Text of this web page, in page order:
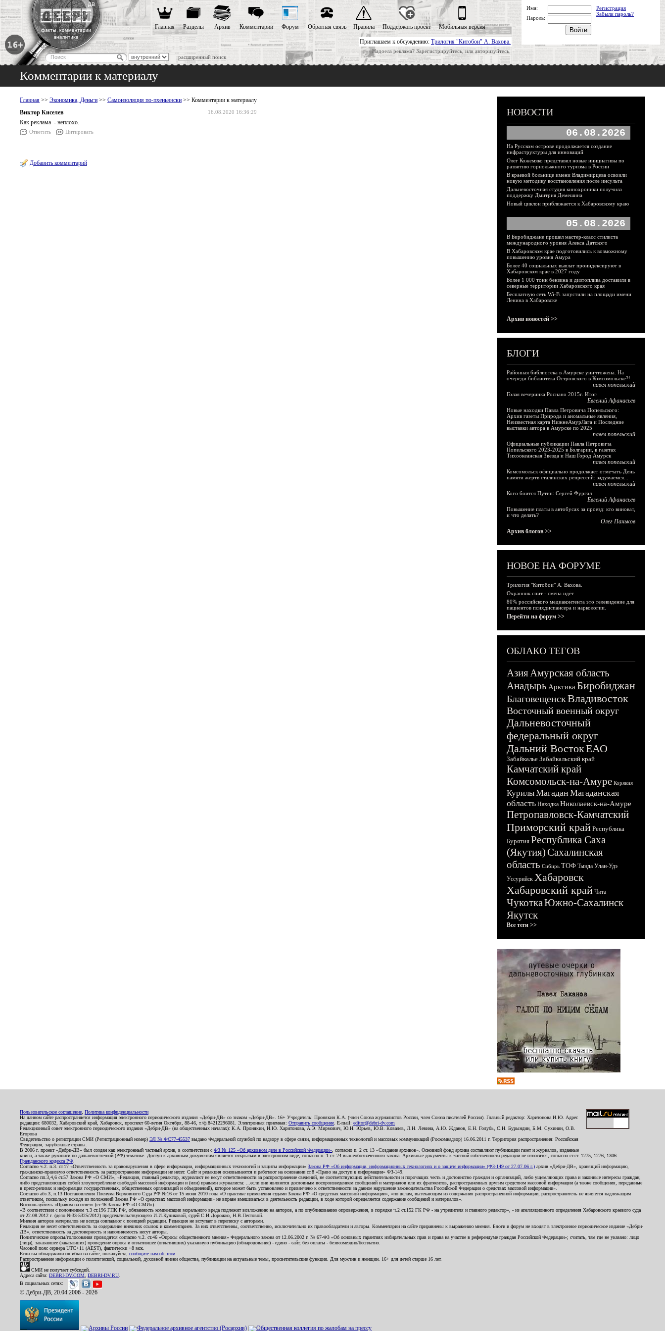
Приглашаем к обсуждению: Трилогия "Китобои" А. Вахова.
Надоела реклама? Зарегистрируйтесь, или авторизуйтесь.
расширенный поиск
Главная Разделы Архив Комментарии Форум Обратная связь Правила Поддержать проект Мобильная версия
Имя:
Регистрация
Забыли пароль?
Пароль:
Комментарии к материалу
Главная >> Экономика, Деньги >> Самоизоляция по-пхеньянски >> Комментарии к материалу
16.08.2020 16:36:29
Виктор Киселев
Как реклама - неплохо.
Ответить Цитировать
Добавить комментарий
НОВОСТИ
06.08.2026
На Русском острове продолжается создание
инфраструктуры для инноваций
Олег Кожемяко представил новые инициативы по
развитию горнолыжного туризма в России
В краевой больнице имени Владимирцева освоили
новую методику восстановления после инсульта
Дальневосточная студия кинохроники получила
поддержку Дмитрия Демешина
Новый циклон приближается к Хабаровскому краю
05.08.2026
В Биробиджане прошел мастер-класс стилиста
международного уровня Алекса Датского
В Хабаровском крае подготовились к возможному
повышению уровня Амура
Более 40 социальных выплат проиндексируют в
Хабаровском крае в 2027 году
Более 1 000 тонн бензина и дизтоплива доставили в
северные территории Хабаровского края
Бесплатную сеть Wi-Fi запустили на площади имени
Ленина в Хабаровске
Архив новостей >>
БЛОГИ
Районная библиотека в Амурске уничтожена. На
очереди библиотека Островского в Комсомольске?!
павел попельский
Голая вечеринка Роснано 2015г. Итог.
Евгений Афанасьев
Новые находки Павла Петровича Попельского:
Архив газеты Природа и аномальные явления,
Неизвестная карта НижнеАмурЛага и Последние
выставки автора в Амурске по 2025
павел попельский
Официальные публикации Павла Петровича
Попельского 2023-2025 в Болгарии, в газетах
Тихоокеанская Звезда и Наш Город Амурск
павел попельский
Комсомольск официально продолжает отмечать День
памяти жертв сталинских репрессий: задумаемся...
павел попельский
Кого боится Путин: Сергей Фургал
Евгений Афанасьев
Повышение платы в автобусах за проезд: кто виноват,
и что делать?
Олег Паньков
Архив блогов >>
НОВОЕ НА ФОРУМЕ
Трилогия "Китобои" А. Вахова.
Охранник спит - смена идёт
80% российского медиаконтента это телевидение для
пациентов психдиспансера и наркологии.
Перейти на форум >>
ОБЛАКО ТЕГОВ
АзияАмурская область
Анадырь Арктика Биробиджан
БлаговещенскВладивосток
Восточный военный округ
Дальневосточный
федеральный округ
Дальний ВостокЕАО
Забайкалье Забайкальский край
Камчатский край
Комсомольск-на-Амуре Корякия
КурилыМагадан Магаданская
область Находка Николаевск-на-Амуре
Петропавловск-Камчатский
Приморский край Республика
Бурятия Республика Саха
(Якутия)Сахалинская
область Сибирь ТОФ Тында Улан-Удэ
Уссурийск Хабаровск
Хабаровский край Чита
ЧукоткаЮжно-Сахалинск
Якутск
Все теги >>
Пользовательское соглашение Политика конфиденциальности
На данном сайте распространяется информация электронного периодического издания «Дебри-ДВ» со знаком «Дебри-ДВ». 16+ Учредитель: Пронякин К.А. (член Союза журналистов России, член Союза писателей России). Главный редактор: Харитонова И.Ю. Адрес
редакции: 680032, Хабаровский край, Хабаровск, проспект 60-летия Октября, 88-46, т./ф.84212296081. Электронная приемная: Отправить сообщение . E-mail: editor@debri-dv.com
Редакционный совет электронного периодического издания «Дебри-ДВ» (на общественных началах): К.А. Пронякин, И.Ю. Харитонова, А.Э. Мирмович, Ю.Н. Юрьев, Ю.В. Ковалев, Л.Н. Левина, А.Ю. Жданов, Е.Н. Голубь, С.Н. Бурындин, Б.М. Сухинин, О.В.
Егорова
Свидетельство о регистрации СМИ (Регистрационный номер) ЭЛ № ФС77-45537 выдано Федеральной службой по надзору в сфере связи, информационных технологий и массовых коммуникаций (Роскомнадзор) 16.06.2011 г. Территория распространения: Российская
Федерация, зарубежные страны.
В 2006 г. проект «Дебри-ДВ» был создан как электронный частный архив, в соответствии с ФЗ № 125 «Об архивном деле в Российской Федерации» , согласно п. 2 ст. 13 «Создание архивов». Основной фонд архива составляют публикации газет и журналов, изданные
книги, а также рукописи по дальневосточной (РФ) тематике. Доступ к архивным документам является открытым в электронном виде, согласно п. 1 ст. 24 вышеобозначенного закона. Архивные документы к частной собственности редакции не относятся, согласно ст.ст. 1275, 1276, 1306
Гражданского кодекса РФ
Согласно ч.2. п.3. ст.17 «Ответственность за правонарушения в сфере информации, информационных технологий и защиты информации» Закона РФ «Об информации, информационных технологиях и о защите информации» (ФЗ-149 от 27.07.06 г.) архив «Дебри-ДВ», хранящий информацию,
гражданско-правовую ответственность за распространение информации не несет. Сайт и редакция основываются и работают на основании ст.8 «Право на доступ к информации» ФЗ-149.
Согласно пп.3,4,6 ст.57 Закона РФ «О СМИ», «Редакция, главный редактор, журналист не несут ответственности за распространение сведений, не соответствующих действительности и порочащих честь и достоинство граждан и организаций, либо ущемляющих права и законные интересы граждан,
либо представляющих собой злоупотребление свободой массовой информации и (или) правами журналиста: ...если они являются дословным воспроизведением сообщений и материалов или их фрагментов, распространенных другим средством массовой информации (а также сообщения, переданные
в пресс-релизах и информация государственных, общественных организаций и объединений), которое может быть установлено и привлечено к ответственности за данное нарушение законодательства Российской Федерации о средствах массовой информации».
Согласно абз.3, п.13 Постановления Пленума Верховного Суда РФ №16 от 15 июня 2010 года «О практике применения судами Закона РФ «О средствах массовой информации», «по делам, вытекающим из содержания распространенной информации, распространитель не является надлежащим
ответчиком, поскольку исходя из положений Закона РФ «О средствах массовой информации» не вправе вмешиваться в деятельность редакции, в ходе которой определяется содержание сообщений и материалов».
Воспользуйтесь «Правом на ответ» (ст.46 Закона РФ «О СМИ»).
«В соответствии с положением ч.3 ст.196 ГПК РФ, обязанность компенсации морального вреда подлежит возложению на авторов, а по опубликованию опровержения, в порядке ч.2 ст.152 ГК РФ - на учредителя и главного редактор», - из апелляционного определения Хабаровского краевого суда
от 22.08.2012 г. (дело №33-5325/2012) председательствующего И.И.Куликовой, судей С.И.Дорожко, Н.В.Пестовой.
Мнения авторов материалов не всегда совпадают с позицией редакции. Редакция не вступает в переписку с авторами.
Редакция не несет ответственность за содержание внешних ссылок и комментариев. За них ответственны, соответственно, исключительно их правообладатели и авторы. Комментарии на сайте приравнены к выражению мнения. Блоги и форум не входят в электронное периодическое издание «Дебри-
ДВ», ответственность за достоверность и наполняемость несут авторы.
Политические опросы/голосования проводятся согласно ч.2. ст.46 «Опросы общественного мнения» Федерального закона от 12.06.2002 г. № 67-ФЗ «Об основных гарантиях избирательных прав и права на участие в референдуме граждан Российской Федерации»; считать, там где не указано: лицо
(лица), заказавшее (заказавших) проведение опроса и оплатившее (оплативших) указанную публикацию (обнародование) - едино - сайт, без оплаты - безвозмездно/бесплатно.
Часовой пояс сервера UTC+11 (AEST), фактически +8 мск.
Если вы обнаружили ошибки на сайте, пожалуйста, сообщите нам об этом
Распространение информации о политической, социальной, духовной жизни общества, публикации на актуальные темы, просветительские функции. Для мужчин и женщин. 16+ для детей старше 16 лет.
СМИ не получает субсидий.
Адреса сайта: DEBRI-DV.COM DEBRI-DV.RU
В социальных сетях:
© Дебри-ДВ, 20.04.2006 - 2026